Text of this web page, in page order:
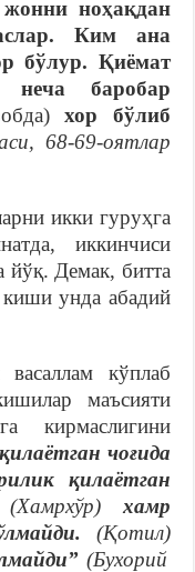
ноҳақдан
Ким ана
бўлур. Қиёмат
баробар
хор бўлиб
68-69-оятлар
икки гуруҳга
иккинчиси
йўқ. Демак, битта
киши унда абадий
кўплаб
маъсияти
кирмаслигини
чоғида
қилаётган
(Хамрхўр)хамр
(Қотил)
(Бухорий